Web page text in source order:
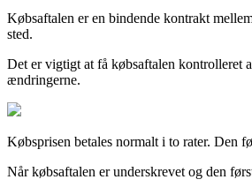
Købsaftalen er en bindende kontrakt
sted.
Det er vigtigt at få købsaftalen kontrolleret
ændringerne.
Købsprisen betales normalt i to rater. Den
Når købsaftalen er underskrevet og den